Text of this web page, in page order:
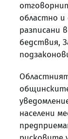
областно
разписани
бедствия,
населени